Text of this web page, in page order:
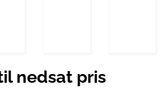
nedsat pris